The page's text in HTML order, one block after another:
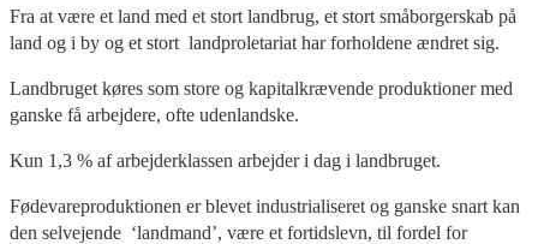
Fra at være et land med et stort landbrug, et stort småborgerskab på
land og i by og et stort landproletariat har forholdene ændret sig.
Landbruget køres som store og kapitalkrævende produktioner med
ganske få arbejdere, ofte udenlandske.
Kun 1,3 % af arbejderklassen arbejder i dag i landbruget.
Fødevareproduktionen er blevet industrialiseret og ganske snart kan
den selvejende ‘landmand’, være et fortidslevn, til fordel for